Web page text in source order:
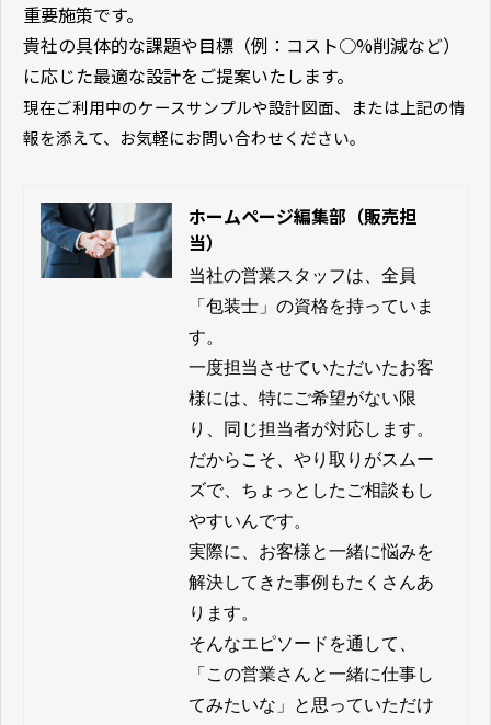
重要施策です。
貴社の具体的な課題や目標（例：コスト○%削減など）
に応じた最適な設計をご提案いたします。
現在ご利用中のケースサンプルや設計図面、または上記の情
報を添えて、お気軽にお問い合わせください。
ホームページ編集部（販売担
当）
当社の営業スタッフは、全員
「包装士」の資格を持っていま
す。
一度担当させていただいたお客
様には、特にご希望がない限
り、同じ担当者が対応します。
だからこそ、やり取りがスムー
ズで、ちょっとしたご相談もし
やすいんです。
実際に、お客様と一緒に悩みを
解決してきた事例もたくさんあ
ります。
そんなエピソードを通して、
「この営業さんと一緒に仕事し
てみたいな」と思っていただけ